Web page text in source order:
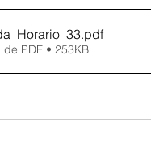
.pdf
PDF • 253KB